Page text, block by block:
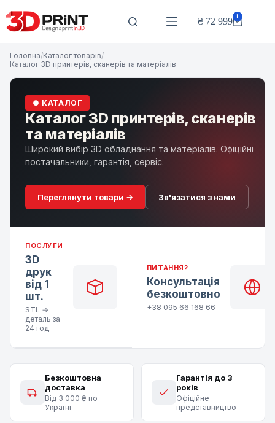
до
вмісту
Кошик
₴ 72 999 1
Головна/Каталог товарів/
Каталог 3D принтерів, сканерів та матеріалів
● КАТАЛОГ
Каталог 3D принтерів, сканерів
та матеріалів
Широкий вибір 3D обладнання та матеріалів. Офіційні
постачальники, гарантія, сервіс.
Переглянути товари → Зв'язатися з нами
ПОСЛУГИ
3D
друк
від 1
шт.
STL →
деталь за
24 год.
ПИТАННЯ?
Консультація
безкоштовно
+38 095 66 168 66
Безкоштовна
доставка
Від 3 000 ₴ по
Україні
Гарантія до 3
років
Офіційне
представництво